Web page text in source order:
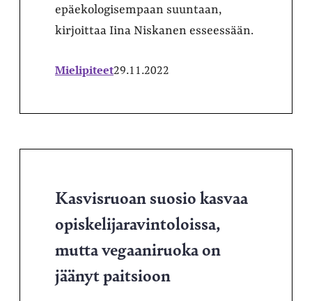
epäekologisempaan suuntaan,
kirjoittaa Iina Niskanen esseessään.
Mielipiteet29.11.2022
Kasvisruoan suosio kasvaa
opiskelijaravintoloissa,
mutta vegaaniruoka on
jäänyt paitsioon